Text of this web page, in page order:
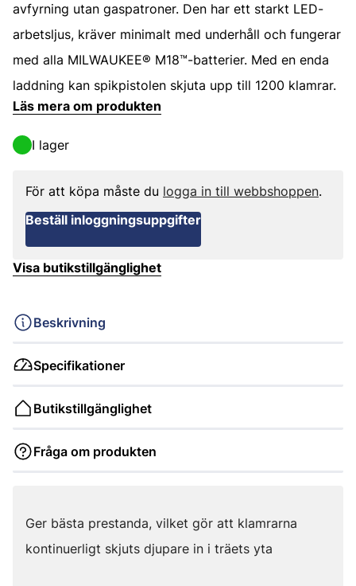
avfyrning utan gaspatroner. Den har ett starkt LED-
arbetsljus, kräver minimalt med underhåll och fungerar
med alla MILWAUKEE® M18™-batterier. Med en enda
laddning kan spikpistolen skjuta upp till 1200 klamrar.
Läs mera om produkten
I lager
För att köpa måste du logga in till webbshoppen.
Beställ inloggningsuppgifter
Visa butikstillgänglighet
Beskrivning
Specifikationer
Butikstillgänglighet
Fråga om produkten
Ger bästa prestanda, vilket gör att klamrarna
kontinuerligt skjuts djupare in i träets yta